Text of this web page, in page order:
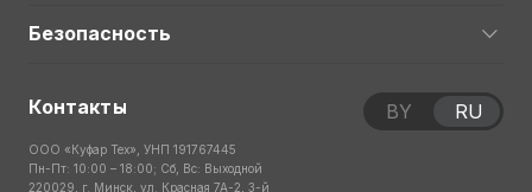
Безопасность
Контакты
ООО «Куфар Тех», УНП 191767445
Пн-Пт: 10:00 – 18:00; Сб, Вс: Выходной
220029, г. Минск, ул. Красная 7А-2, 3-й
BY RU